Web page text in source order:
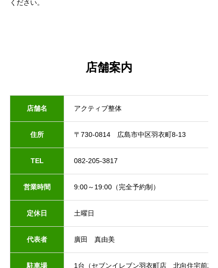
ください。
店舗案内
店舗名 アクティブ整体
住所 〒730-0814 広島市中区羽衣町8-13
TEL 082-205-3817
営業時間 9:00～19:00（完全予約制）
定休日 土曜日
代表者 廣田 真由美
駐車場 1台（セブンイレブン羽衣町店 北向住宅前左